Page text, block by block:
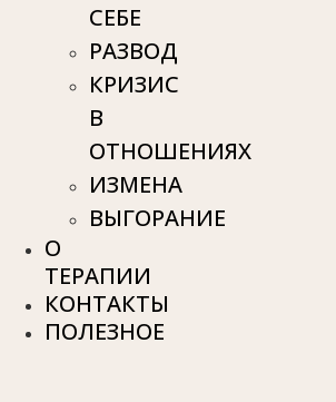
СЕБЕ
РАЗВОД
КРИЗИС
В
ОТНОШЕНИЯХ
ИЗМЕНА
ВЫГОРАНИЕ
О
ТЕРАПИИ
КОНТАКТЫ
ПОЛЕЗНОЕ